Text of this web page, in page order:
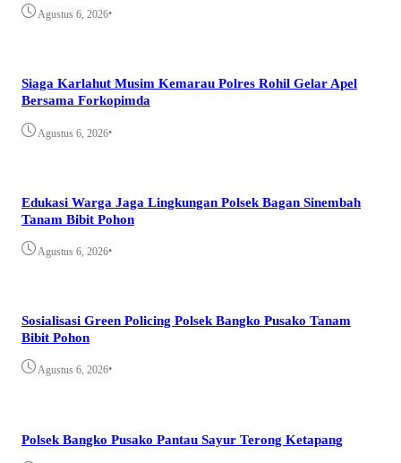
Agustus 6, 2026•
Siaga Karlahut Musim Kemarau Polres Rohil Gelar Apel
Bersama Forkopimda
Agustus 6, 2026•
Edukasi Warga Jaga Lingkungan Polsek Bagan Sinembah
Tanam Bibit Pohon
Agustus 6, 2026•
Sosialisasi Green Policing Polsek Bangko Pusako Tanam
Bibit Pohon
Agustus 6, 2026•
Polsek Bangko Pusako Pantau Sayur Terong Ketapang